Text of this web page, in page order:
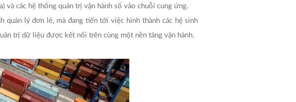
và các hệ thống quản trị vận hành số vào chuỗi cung ứng.
lý đơn lẻ, mà đang tiến tới việc hình thành các hệ sinh
trị dữ liệu được kết nối trên cùng một nền tảng vận hành.